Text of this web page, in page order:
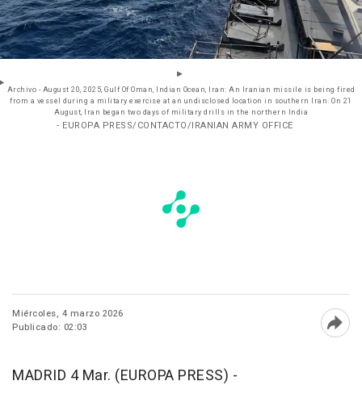
Archivo - August 20, 2025, Gulf Of Oman, Indian Ocean, Iran: An Iranian missile is being fired
from a vessel during a military exercise at an undisclosed location in southern Iran. On 21
August, Iran began two days of military drills in the northern India
- EUROPA PRESS/CONTACTO/IRANIAN ARMY OFFICE
Miércoles, 4 marzo 2026
Publicado: 02:03
MADRID 4 Mar. (EUROPA PRESS) -